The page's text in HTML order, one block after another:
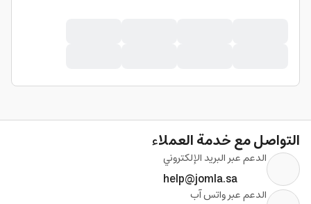
التواصل مع خدمة العملاء
الدعم عبر البريد الإلكتروني
help@jomla.sa
الدعم عبر واتس آب